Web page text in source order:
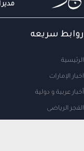
روابط سريعه
الرئيسية
اخبار الإمارات
أخبار عربية و دولية
الفجر الرياضى